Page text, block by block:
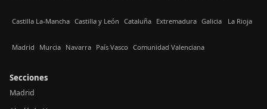
Castilla La-Mancha Castilla y León Cataluña Extremadura Galicia La Rioja
Madrid Murcia Navarra País Vasco Comunidad Valenciana
Secciones
Madrid